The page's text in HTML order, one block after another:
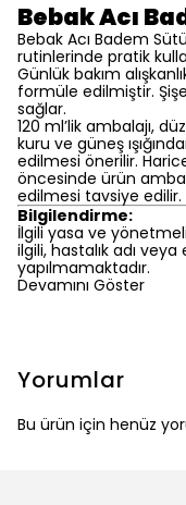
Bebak Acı
Bebak Acı Badem
rutinlerinde pratik
Günlük bakım
formüle edilmiştir. Şişe
sağlar.
120 ml’lik ambalajı,
kuru ve güneş
edilmesi önerilir.
öncesinde ürün
edilmesi tavsiye edilir.
Bilgilendirme:
İlgili yasa ve
ilgili, hastalık adı
yapılmamaktadır.
Devamını Göster
Yorumlar
Bu ürün için henüz